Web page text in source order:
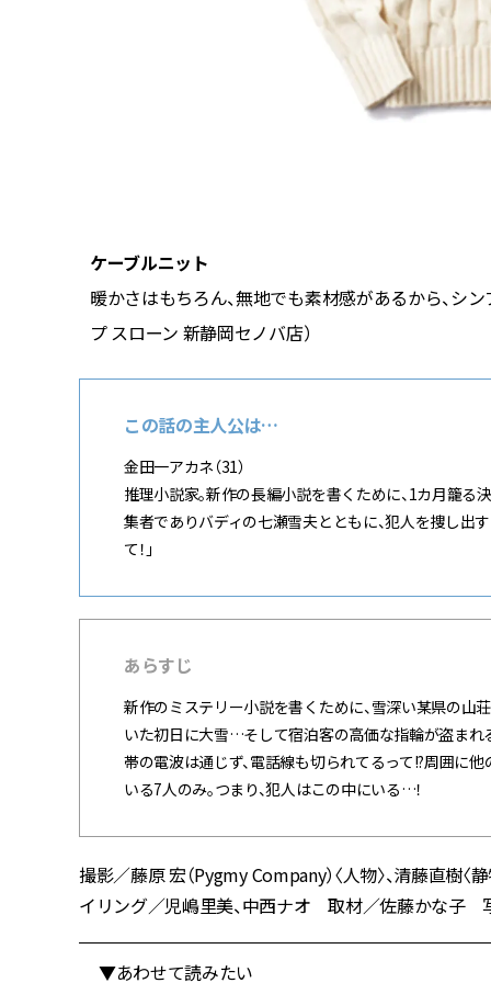
ケーブルニット
暖かさはもちろん、無地でも素材感があるから、シ
プ スローン 新静岡セノバ店）
この話の主人公は…
金田一アカネ（31）
推理小説家。新作の長編小説を書くために、1カ月籠
集者でありバディの七瀬雪夫とともに、犯人を捜し出
て！」
あらすじ
新作のミステリー小説を書くために、雪深い某県の山
いた初日に大雪…そして宿泊客の高価な指輪が盗まれ
帯の電波は通じず、電話線も切られてるって!?周囲に
いる7人のみ。つまり、犯人はこの中にいる…！
撮影／藤原 宏（Pygmy Company）〈人物〉、清藤直
イリング／児嶋里美、中西ナオ 取材／佐藤かな
▼あわせて読みたい